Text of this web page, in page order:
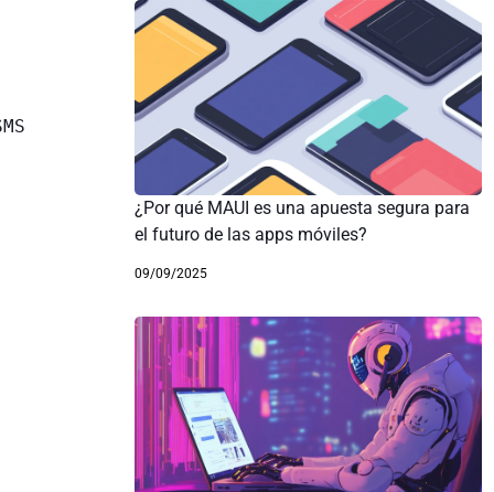
¿Por qué MAUI es una apuesta segura para
el futuro de las apps móviles?
09/09/2025